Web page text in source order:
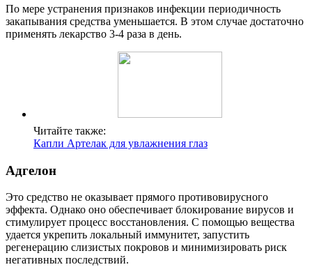
По мере устранения признаков инфекции периодичность
закапывания средства уменьшается. В этом случае достаточно
применять лекарство 3-4 раза в день.
Читайте также:
Капли Артелак для увлажнения глаз
Адгелон
Это средство не оказывает прямого противовирусного
эффекта. Однако оно обеспечивает блокирование вирусов и
стимулирует процесс восстановления. С помощью вещества
удается укрепить локальный иммунитет, запустить
регенерацию слизистых покровов и минимизировать риск
негативных последствий.